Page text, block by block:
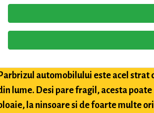
Parbrizul automobilului este acel strat
lume. Desi pare fragil, acesta
la ninsoare si de foarte multe